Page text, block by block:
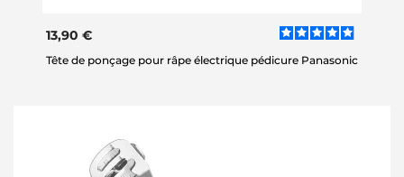
13,90 €
Tête de ponçage pour râpe électrique pédicure Panasonic